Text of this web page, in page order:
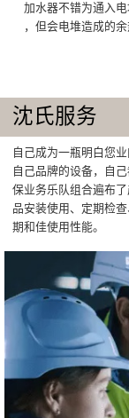
加水器不错为通入
，但会电堆造成的
沈氏服务
自己成为一瓶明白您
自己品牌的设备，自
保业务乐队组合遍布
品安装使用、定期检
期和佳使用性能。